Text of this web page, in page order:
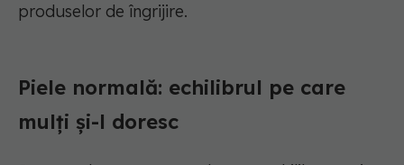
produselor de îngrijire.
Piele normală: echilibrul pe care
mulți și-l doresc